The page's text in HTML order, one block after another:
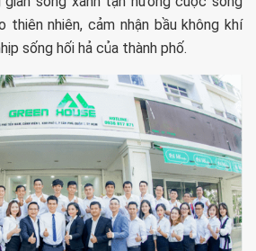
thiên nhiên, cảm nhận bầu không khí
sống hối hả của thành phố.